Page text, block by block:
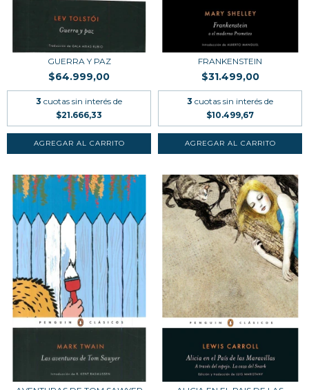
GUERRA Y PAZ
$64.999,00
3 cuotas sin interés de
$21.666,33
FRANKENSTEIN
$31.499,00
3 cuotas sin interés de
$10.499,67